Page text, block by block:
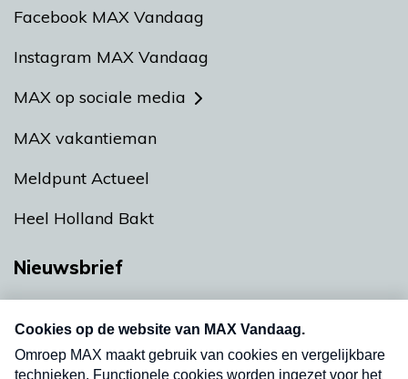
Facebook MAX Vandaag
Instagram MAX Vandaag
MAX op sociale media
MAX vakantieman
Meldpunt Actueel
Heel Holland Bakt
Nieuwsbrief
nieuwsbrief. Elke vrijdag- en dinsdagochtend in
uw mailbox.